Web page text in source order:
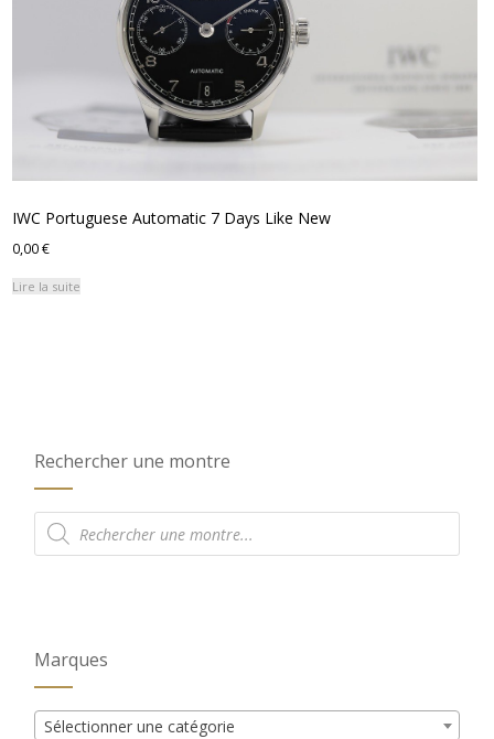
IWC Portuguese Automatic 7 Days Like New
0,00€
Lire la suite
Rechercher une montre
Recherche
de
produits
Marques
Sélectionner une catégorie